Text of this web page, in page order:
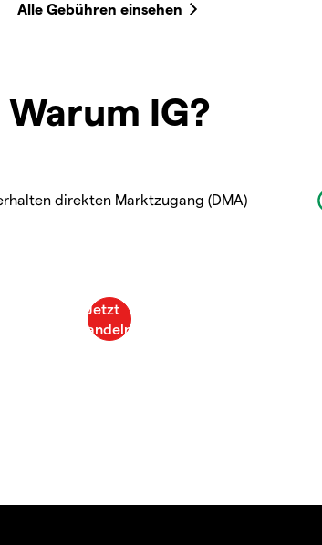
Warum IG?
direkten Marktzugang (DMA)